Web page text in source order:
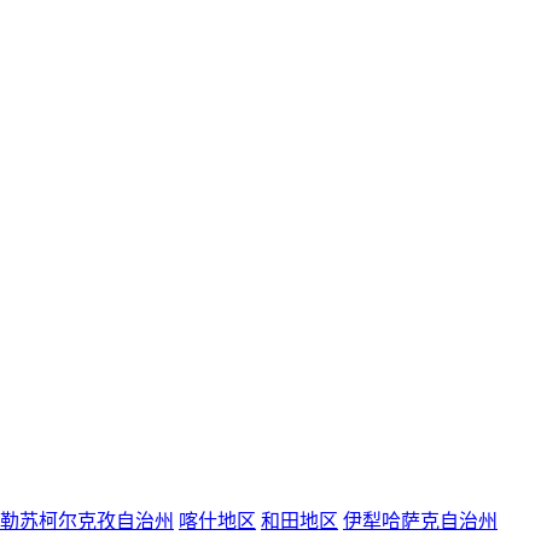
苏柯尔克孜自治州 喀什地区 和田地区 伊犁哈萨克自治州